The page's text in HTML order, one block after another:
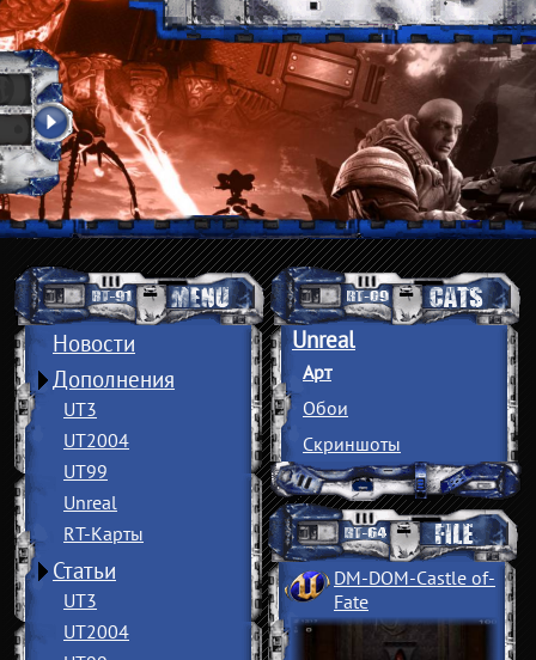
Новости
Дополнения
UT3
UT2004
UT99
Unreal
RT-Карты
Статьи
UT3
UT2004
Unreal
Арт
Обои
Скриншоты
DM-DOM-Castle of­
Fate